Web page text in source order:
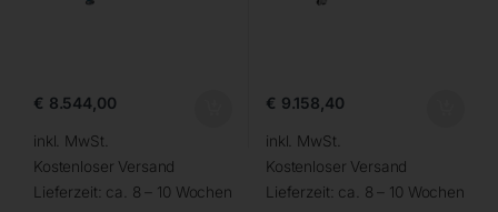
€ 8.544,00
inkl. MwSt.
Kostenloser Versand
Lieferzeit: ca. 8 – 10 Wochen
€ 9.158,40
inkl. MwSt.
Kostenloser Versand
Lieferzeit: ca. 8 – 10 Wochen